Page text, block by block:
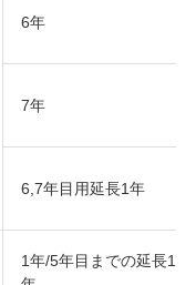
6年
7年
6,7年目用延長1年
1年/5年目までの延長1